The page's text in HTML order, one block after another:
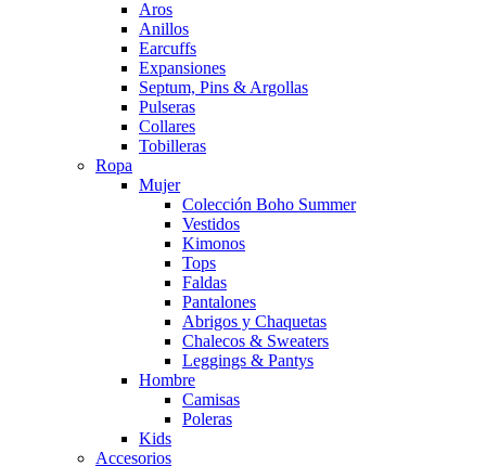
Aros
Anillos
Earcuffs
Expansiones
Septum, Pins & Argollas
Pulseras
Collares
Tobilleras
Ropa
Mujer
Colección Boho Summer
Vestidos
Kimonos
Tops
Faldas
Pantalones
Abrigos y Chaquetas
Chalecos & Sweaters
Leggings & Pantys
Hombre
Camisas
Poleras
Kids
Accesorios